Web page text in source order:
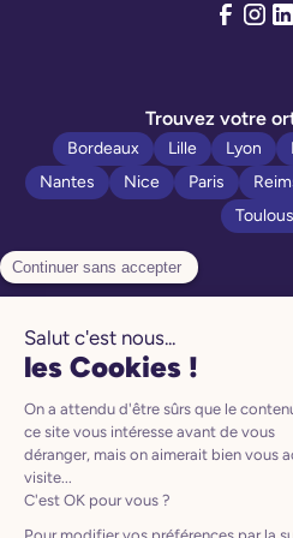
Trouvez votre
Bordeaux Lille Lyon
Nantes
Nice Paris
Politique de
Mentions
CGV
CGU
Le produit Poppins est un
conformément au Règlement